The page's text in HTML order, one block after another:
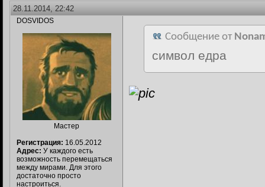
28.11.2014, 22:42
DOSVIDOS
Мастер
Регистрация: 16.05.2012
Адрес: У каждого есть
возможность перемещаться
между мирами. Для этого
достаточно просто
настроиться.
Сообщение от
символ едра